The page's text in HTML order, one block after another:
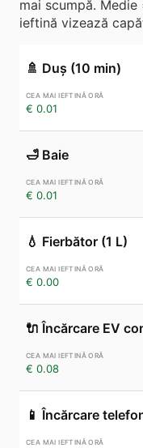
mai scumpă.
ieftină vizează
🚿 Duș (10 min)
€ 0.01
🛁 Baie
€ 0.01
💧 Fierbător (1 L)
€ 0.00
🔌 Încărcare EV
€ 0.08
📱 Încărcare